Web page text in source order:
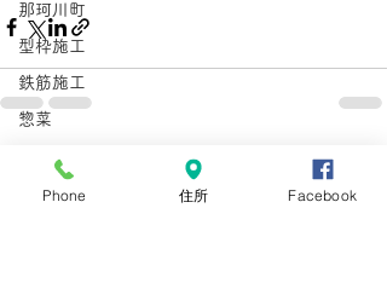
那珂川町
型枠施工
鉄筋施工
惣菜
在留資格
最新記事 すべて表示
Phone 住所 Facebook